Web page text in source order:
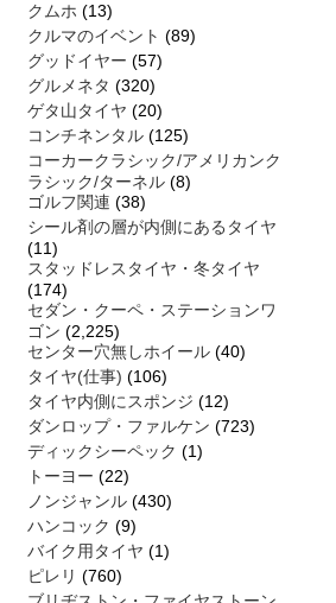
クムホ (13)
クルマのイベント (89)
グッドイヤー (57)
グルメネタ (320)
ゲタ山タイヤ (20)
コンチネンタル (125)
コーカークラシック/アメリカンク
ラシック/ターネル (8)
ゴルフ関連 (38)
シール剤の層が内側にあるタイヤ
(11)
スタッドレスタイヤ・冬タイヤ
(174)
セダン・クーペ・ステーションワ
ゴン (2,225)
センター穴無しホイール (40)
タイヤ(仕事) (106)
タイヤ内側にスポンジ (12)
ダンロップ・ファルケン (723)
ディックシーペック (1)
トーヨー (22)
ノンジャンル (430)
ハンコック (9)
バイク用タイヤ (1)
ピレリ (760)